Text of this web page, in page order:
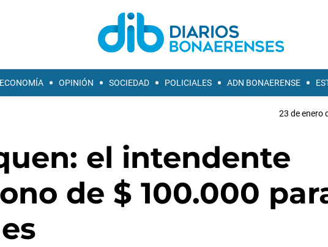
ECONOMÍA OPINIÓN SOCIEDAD POLICIALES ADN BONAERENSE
23 de enero
el intendente
de $ 100.000